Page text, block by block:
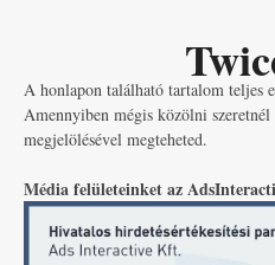
A honlapon található tartalom teljes
Amennyiben mégis közölni
megjelölésével megteheted.
Média felületeinket az